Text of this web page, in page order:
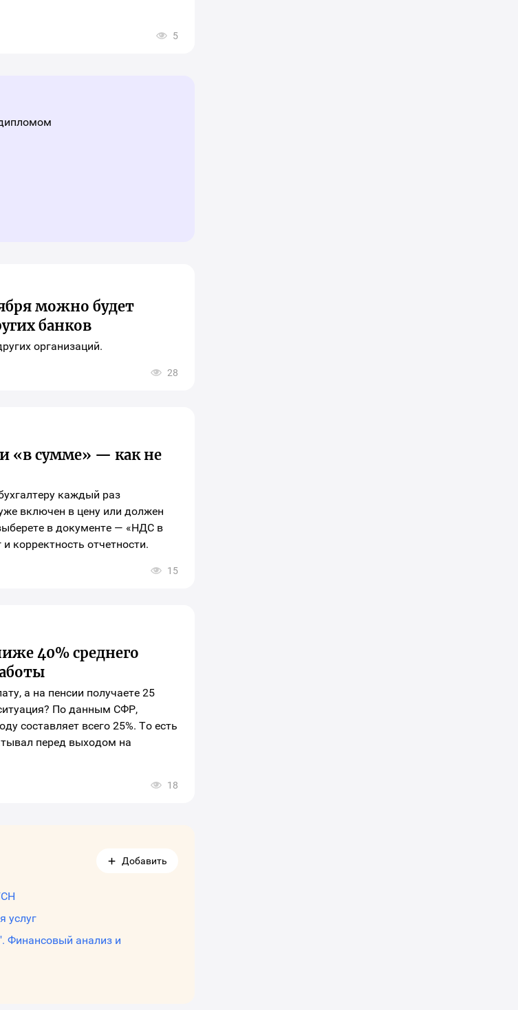
5
можно будет
банков
организаций.
28
«в сумме» — как не
каждый раз
включен в цену или должен
в документе — «НДС в
корректность отчетности.
15
40% среднего
а на пенсии получаете 25
По данным СФР,
составляет всего 25%. То есть
перед выходом на
18
Добавить
2025: уплата НДС на УСН
услуг
Финансовый анализ и